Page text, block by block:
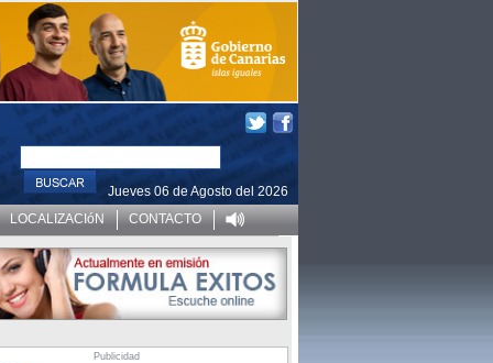
Jueves 06 de Agosto del 2026
LOCALIZACIóN CONTACTO
Publicidad